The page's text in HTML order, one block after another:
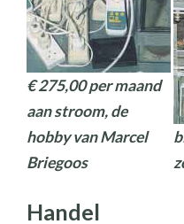
€ 275,00 per maand
aan stroom, de
hobby van Marcel
Briegoos
Handel